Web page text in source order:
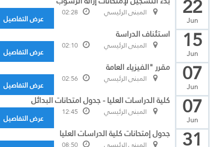
22
Jun
المبنى الرئيسي 02:28
عرض التفاصيل
15
Jun
استئناف الدراسة
المبنى الرئيسي 02:10
عرض التفاصيل
07
Jun
مقرر "الفيزياء العامة
المبنى الرئيسي 02:56
عرض التفاصيل
07
Jun
كلية الدراسات العليا - جدول امتحانات البدائل
المبنى الرئيسي 12:45
عرض التفاصيل
31 جدول إمتحانات كلية الدراسات العليا
المبنى الرئيسي 08:50